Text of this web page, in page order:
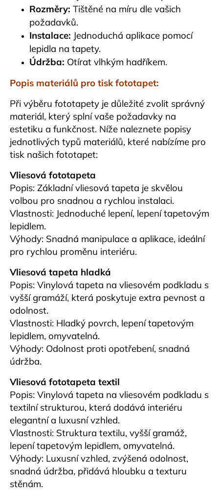
Rozměry: Tištěné na míru dle vašich
požadavků.
Instalace: Jednoduchá aplikace pomocí
lepidla na tapety.
Údržba: Otírat vlhkým hadříkem.
Popis materiálů pro tisk fototapet:
Při výběru fototapety je důležité zvolit správný
materiál, který splní vaše požadavky na
estetiku a funkčnost. Níže naleznete popisy
jednotlivých typů materiálů, které nabízíme pro
tisk našich fototapet:
Vliesová fototapeta
Popis: Základní vliesová tapeta je skvělou
volbou pro snadnou a rychlou instalaci.
Vlastnosti: Jednoduché lepení, lepení tapetovým
lepidlem.
Výhody: Snadná manipulace a aplikace, ideální
pro rychlou proměnu interiéru.
Vliesová tapeta hladká
Popis: Vinylová tapeta na vliesovém podkladu s
vyšší gramáží, která poskytuje extra pevnost a
odolnost.
Vlastnosti: Hladký povrch, lepení tapetovým
lepidlem, omyvatelná.
Výhody: Odolnost proti opotřebení, snadná
údržba.
Vliesová fototapeta textil
Popis: Vinylová tapeta na vliesovém podkladu s
textilní strukturou, která dodává interiéru
elegantní a luxusní vzhled.
Vlastnosti: Struktura textilu, vyšší gramáž,
lepení tapetovým lepidlem, omyvatelná.
Výhody: Luxusní vzhled, zvýšená odolnost,
snadná údržba, přidává hloubku a texturu
stěnám.